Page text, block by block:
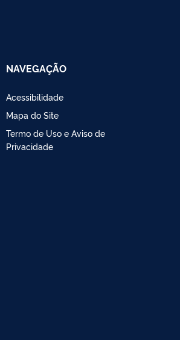
NAVEGAÇÃO
Acessibilidade
Mapa do Site
Termo de Uso e Aviso de
Privacidade